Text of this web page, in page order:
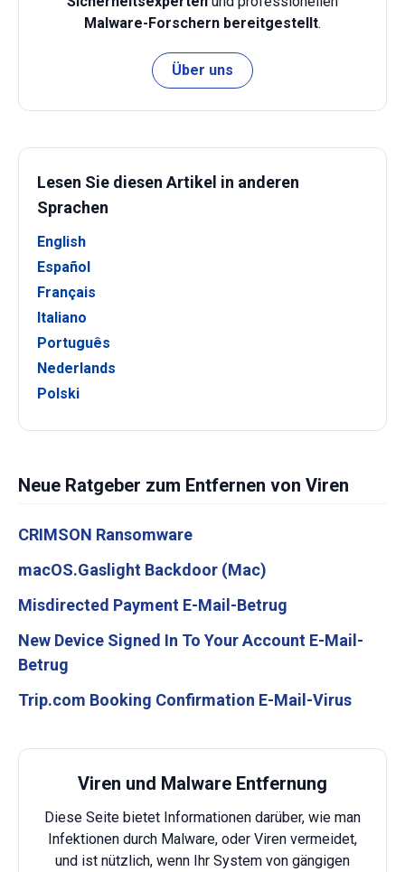
Malware-Forschern bereitgestellt.
Über uns
Lesen Sie diesen Artikel in anderen
Sprachen
English
Español
Français
Italiano
Português
Nederlands
Polski
Neue Ratgeber zum Entfernen von Viren
CRIMSON Ransomware
macOS.Gaslight Backdoor (Mac)
Misdirected Payment E-Mail-Betrug
New Device Signed In To Your Account E-Mail-
Betrug
Trip.com Booking Confirmation E-Mail-Virus
Viren und Malware Entfernung
Diese Seite bietet Informationen darüber, wie man
Infektionen durch Malware, oder Viren vermeidet,
und ist nützlich, wenn Ihr System von gängigen